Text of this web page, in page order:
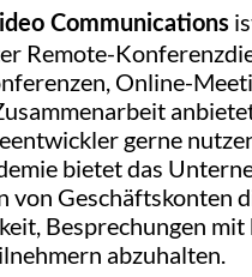
Communications
Remote-
Online-
gerne
bietet das
von Geschäftskonten
Besprechungen
abzuhalten.